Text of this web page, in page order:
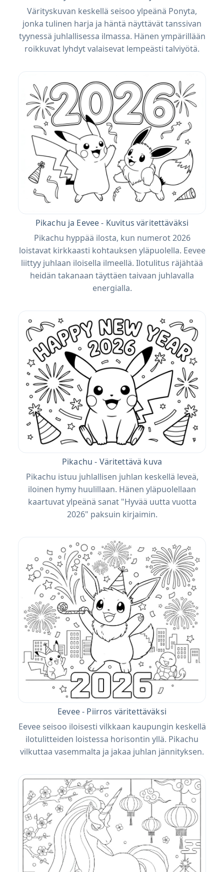
Värityskuvan keskellä seisoo ylpeänä Ponyta,
jonka tulinen harja ja häntä näyttävät tanssivan
tyynessä juhlallisessa ilmassa. Hänen ympärillään
roikkuvat lyhdyt valaisevat lempeästi talviyötä.
Pikachu ja Eevee - Kuvitus väritettäväksi
Pikachu hyppää ilosta, kun numerot 2026
loistavat kirkkaasti kohtauksen yläpuolella. Eevee
liittyy juhlaan iloisella ilmeellä. Ilotulitus räjähtää
heidän takanaan täyttäen taivaan juhlavalla
energialla.
Pikachu - Väritettävä kuva
Pikachu istuu juhlallisen juhlan keskellä leveä,
iloinen hymy huulillaan. Hänen yläpuolellaan
kaartuvat ylpeänä sanat "Hyvää uutta vuotta
2026" paksuin kirjaimin.
Eevee - Piirros väritettäväksi
Eevee seisoo iloisesti vilkkaan kaupungin keskellä
ilotulitteiden loistessa horisontin yllä. Pikachu
vilkuttaa vasemmalta ja jakaa juhlan jännityksen.